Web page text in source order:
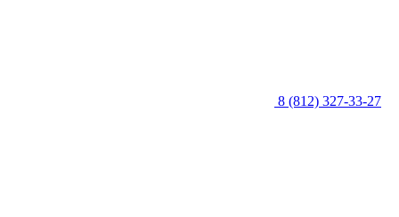
8 (812) 327-33-27